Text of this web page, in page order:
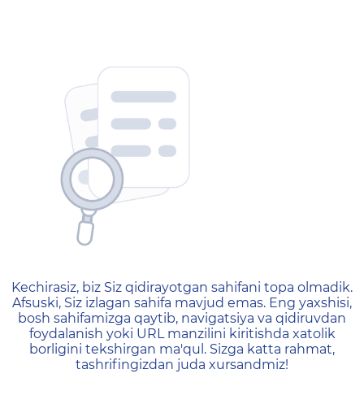
404 — Страница не
Kechirasiz, biz Siz qidirayotgan sahifani topa olmadik.
Afsuski, Siz izlagan sahifa mavjud emas. Eng yaxshisi,
bosh sahifamizga qaytib, navigatsiya va qidiruvdan
foydalanish yoki URL manzilini kiritishda xatolik
borligini tekshirgan ma'qul. Sizga katta rahmat,
tashrifingizdan juda xursandmiz!